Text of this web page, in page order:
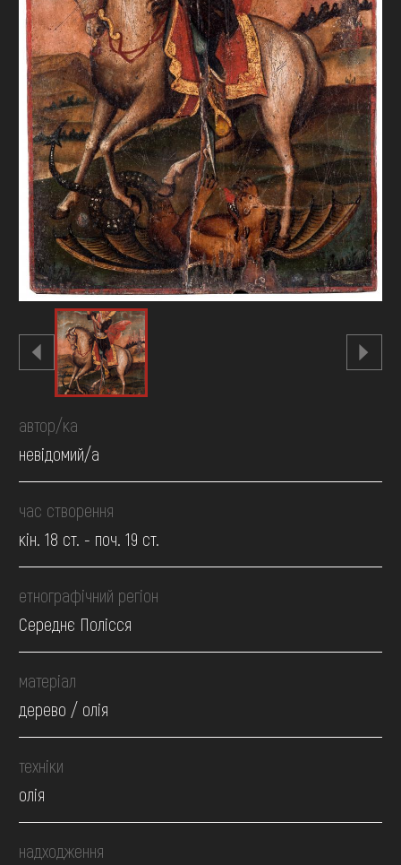
автор/ка
невідомий/а
час створення
кін. 18 ст. - поч. 19 ст.
етнографічний регіон
Середнє Полісся
матеріал
дерево / олія
техніки
олія
надходження